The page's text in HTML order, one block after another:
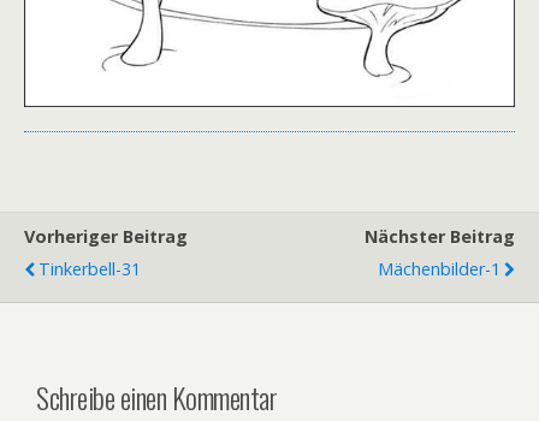
Vorheriger Beitrag
Tinkerbell-31
Nächster Beitrag
Mächenbilder-1
Schreibe einen Kommentar